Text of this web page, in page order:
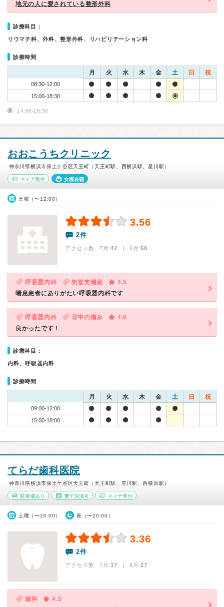
地元の人に愛されている整形外科
診療科目：
リウマチ科、外科、整形外科、リハビリテーション科
診療時間
月 火 水 木 金 土 日 祝
08:30-12:00
15:00-18:30
14:00-16:30
おおこうちクリニック
神奈川県横浜市保土ケ谷区天王町（天王町駅、西横浜駅、星川駅）
マイナ受付 女医在籍
土曜（〜12:00）
3.56
2件
アクセス数 7月:42 | 6月:58
呼吸器内科 気管支喘息
4.5
喘息患者にありがたい呼吸器内科です
呼吸器内科 背中の痛み
4.0
良かったです！
診療科目：
内科、呼吸器内科
診療時間
月 火 水 木 金 土 日 祝
09:00-12:00
15:00-18:00
てらだ歯科医院
神奈川県横浜市保土ケ谷区天王町（天王町駅、星川駅、西横浜駅）
駐車場あり 電子決済可 マイナ受付
土曜（〜20:00） 夜（〜20:00）
3.36
2件
アクセス数 7月:37 | 6月:27
歯科
4.5